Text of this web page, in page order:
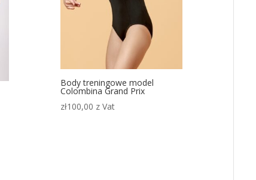
Body treningowe model
Colombina Grand Prix
zł100,00 z Vat